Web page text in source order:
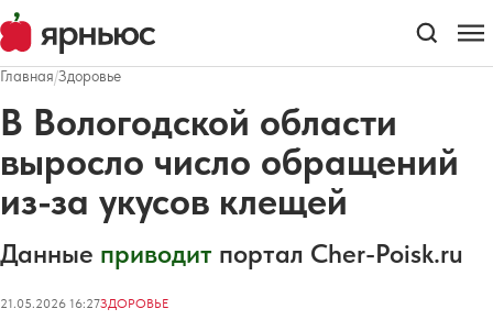
Главная/Здоровье
В Вологодской области
выросло число обращений
из-за укусов клещей
Данные приводит портал Cher-Poisk.ru
21.05.2026 16:27ЗДОРОВЬЕ